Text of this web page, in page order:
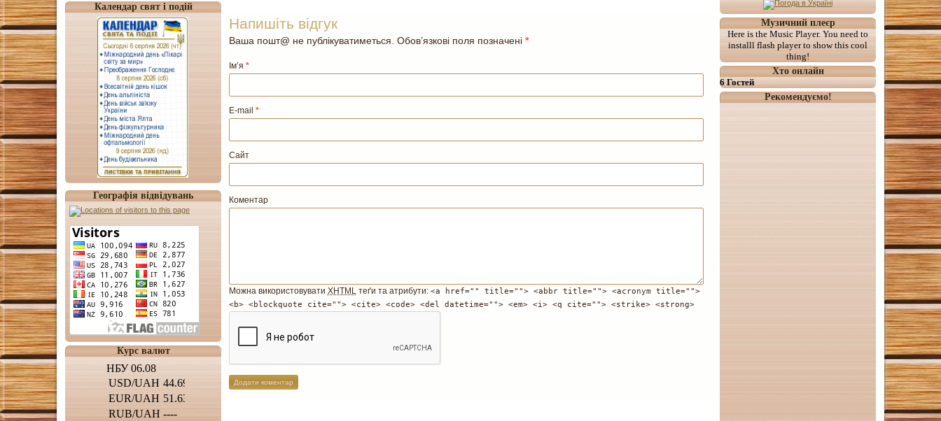
Календар свят і подій
Географія відвідувань
Курс валют
Напишіть відгук
Ваша пошт@ не публікуватиметься. Обов’язкові поля позначені *
Ім’я *
E-mail *
Сайт
Коментар
Можна використовувати XHTMLтеґи та атрибути: <a href="" title=""> <abbr title=""> <acronym title="">
<b> <blockquote cite=""> <cite> <code> <del datetime=""> <em> <i> <q cite=""> <strike> <strong>
Музичний плеєр
Here is the Music Player. You need to
installl flash player to show this cool
thing!
Хто онлайн
6 Гостей
Рекомендуємо!